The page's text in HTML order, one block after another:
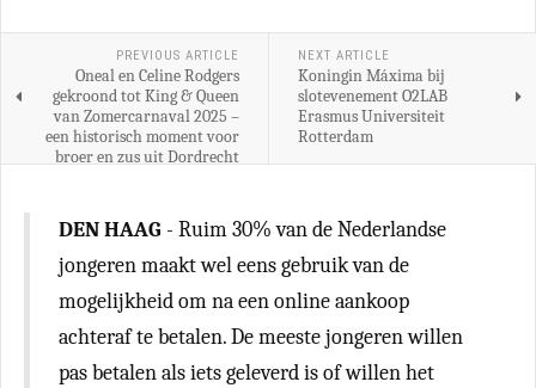
PREVIOUS ARTICLE
Oneal en Celine Rodgers
gekroond tot King & Queen
van Zomercarnaval 2025 –
een historisch moment voor
broer en zus uit Dordrecht
NEXT ARTICLE
Koningin Máxima bij
slotevenement O2LAB
Erasmus Universiteit
Rotterdam
DEN HAAG - Ruim 30% van de Nederlandse
jongeren maakt wel eens gebruik van de
mogelijkheid om na een online aankoop
achteraf te betalen. De meeste jongeren willen
pas betalen als iets geleverd is of willen het